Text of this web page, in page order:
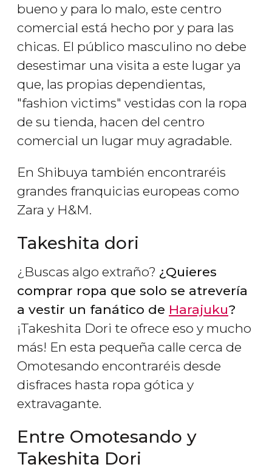
bueno y para lo malo, este centro
comercial está hecho por y para las
chicas. El público masculino no debe
desestimar una visita a este lugar ya
que, las propias dependientas,
"fashion victims" vestidas con la ropa
de su tienda, hacen del centro
comercial un lugar muy agradable.
En Shibuya también encontraréis
grandes franquicias europeas como
Zara y H&M.
Takeshita dori
¿Buscas algo extraño? ¿Quieres
comprar ropa que solo se atrevería
a vestir un fanático de Harajuku?
¡Takeshita Dori te ofrece eso y mucho
más! En esta pequeña calle cerca de
Omotesando encontraréis desde
disfraces hasta ropa gótica y
extravagante.
Entre Omotesando y
Takeshita Dori